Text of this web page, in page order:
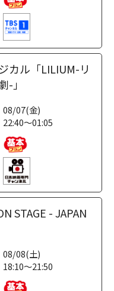
カル「LILIUM-リ
-」
08/07(金)
22:40～01:05
STAGE - JAPAN
08/08(土)
18:10～21:50